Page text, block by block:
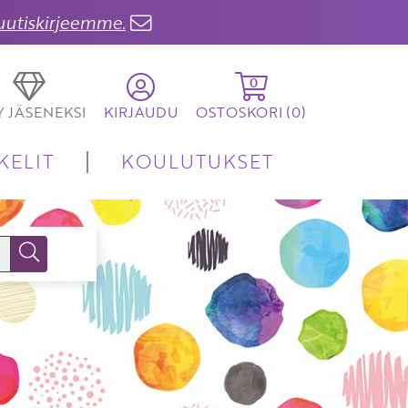
JÄSENEKSI KIRJAUDU
0
OSTOSKORI (0)
KOULUTUKSET